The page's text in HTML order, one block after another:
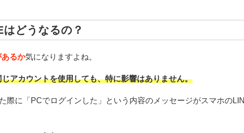
どうなるの？
るか気になりますよね。
アカウントを使用しても、特に影響はありません。
際に「PCでログインした」という内容のメッセージがスマホの